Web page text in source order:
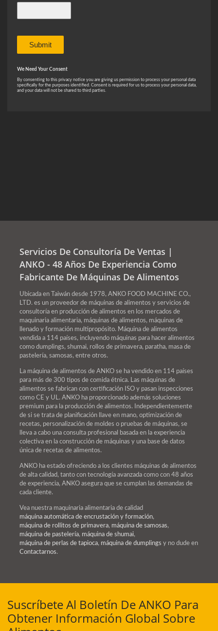
Servicios De Consultoría De Ventas |
ANKO - 48 Años De Experiencia Como
Fabricante De Máquinas De Alimentos
Ubicada en Taiwán desde 1978, ANKO FOOD MACHINE CO.,
LTD. es un proveedor de máquinas de alimentos y servicios de
consultoría en producción de alimentos en los mercados de
maquinaria alimentaria, máquinas de alimentos, máquinas de
llenado y formación multipropósito. Máquina de alimentos
vendida a 114 países, incluyendo máquinas para hacer alimentos
como dumplings, shumai, rollos de primavera, paratha, masa de
pastelería, samosas, entre otros.
La máquina de alimentos de ANKO se ha vendido en 114 países
para más de 300 tipos de comida étnica. Las máquinas de
alimentos se fabrican con certificación ISO y pasan inspecciones
como CE y UL. ANKO ha proporcionado además soluciones
premium para la producción de alimentos. Independientemente
de si se trata de planificación llave en mano, optimización de
recetas, personalización de moldes o pruebas de máquinas, se
lleva a cabo una consulta profesional basada en la experiencia
colectiva en la construcción de máquinas y una base de datos
única de recetas de alimentos.
ANKO ha estado ofreciendo a los clientes máquinas de alimentos
de alta calidad, tanto con tecnología avanzada como con 48 años
de experiencia, ANKO asegura que se cumplan las demandas de
cada cliente.
Vea nuestra maquinaria alimentaria de calidad
máquina automática de encrustación y formación,
máquina de rollitos de primavera, máquina de samosas,
máquina de pastelería, máquina de shumai,
máquina de perlas de tapioca, máquina de dumplings y no dude en
Contactarnos.
Suscríbete Al Boletín De ANKO Para
Obtener Información Global Sobre